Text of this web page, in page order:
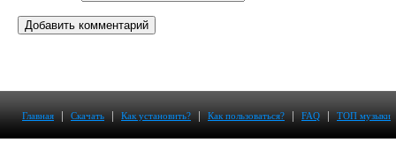
Главная | Скачать | Как установить? | Как пользоваться? | FAQ | ТОП музыки